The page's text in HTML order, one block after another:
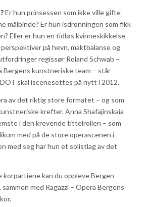
Er hun prinsessen som ikke ville gifte
målbinde? Er hun isdronningen som fikk
Eller er hun en tidløs kvinneskikkelse
på hevn, maktbalanse og
regissør Roland Schwab –
Bergens kunstneriske team – står
skal iscenesettes på nytt i 2012.
av det riktig store formatet – og som
krefter. Anna Shafajinskaia
i den krevende tittelrollen – som
med på de store operascenen i
med seg har hun et solistlag av det
korpartiene kan du oppleve Bergen
med Ragazzi – Opera Bergens